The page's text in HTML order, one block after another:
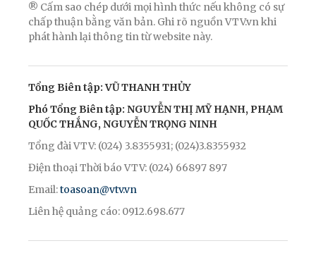
® Cấm sao chép dưới mọi hình thức nếu không có sự
chấp thuận bằng văn bản. Ghi rõ nguồn VTV.vn khi
phát hành lại thông tin từ website này.
Tổng Biên tập: VŨ THANH THỦY
Phó Tổng Biên tập: NGUYỄN THỊ MỸ HẠNH, PHẠM
QUỐC THẮNG, NGUYỄN TRỌNG NINH
Tổng đài VTV: (024) 3.8355931; (024)3.8355932
Điện thoại Thời báo VTV: (024) 66897 897
Email:toasoan@vtv.vn
Liên hệ quảng cáo: 0912.698.677